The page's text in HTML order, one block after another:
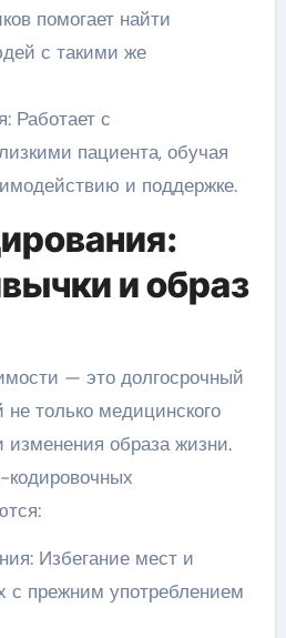
помогает найти
с такими же
Работает с
пациента, обучая
и поддержке.
и образ
— это долгосрочный
только медицинского
изменения образа жизни.
кодировочных
Избегание мест и
с прежним употреблением